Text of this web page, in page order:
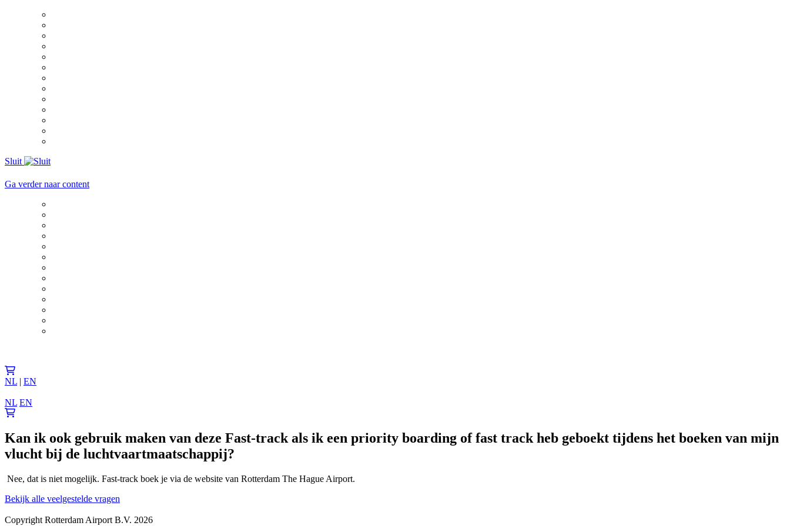
Sluit
Ga verder naar content
NL | EN
NL EN
Kan ik ook gebruik maken van deze Fast-track als ik een priority boarding of fast track heb geboekt tijdens het boeken van mijn
vlucht bij de luchtvaartmaatschappij?
Nee, dat is niet mogelijk. Fast-track boek je via de website van Rotterdam The Hague Airport.
Bekijk alle veelgestelde vragen
Copyright Rotterdam Airport B.V. 2026